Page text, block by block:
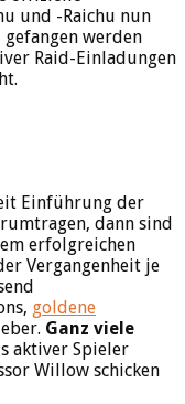
und -Raichu nun
werden
Raid-Einladungen
Einführung der
dann sind
erfolgreichen
Vergangenheit je
goldene
Ganz viele
aktiver Spieler
Willow schicken